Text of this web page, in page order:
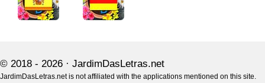
© 2018 - 2026 · JardimDasLetras.net
JardimDasLetras.net is not affiliated with the applications mentioned on this site.